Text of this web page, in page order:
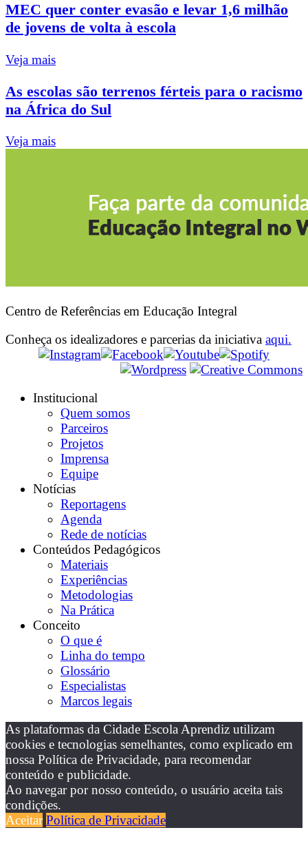
MEC quer conter evasão e levar 1,6 milhão
de jovens de volta à escola
Veja mais
As escolas são terrenos férteis para o racismo
na África do Sul
Veja mais
Centro de Referências em Educação Integral
Conheça os idealizadores e parcerias da iniciativa aqui.
Institucional
Quem somos
Parceiros
Projetos
Imprensa
Equipe
Notícias
Reportagens
Agenda
Rede de notícias
Conteúdos Pedagógicos
Materiais
Experiências
Metodologias
Na Prática
Conceito
O que é
Linha do tempo
Glossário
Especialistas
Marcos legais
As plataformas da Cidade Escola Aprendiz utilizam
cookies e tecnologias semelhantes, como explicado em
nossa Política de Privacidade, para recomendar
conteúdo e publicidade.
Ao navegar por nosso conteúdo, o usuário aceita tais
condições.
Aceitar Política de Privacidade